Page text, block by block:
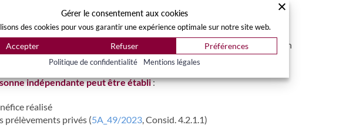
pouvez suivre ce
du 10 mai 2022, le revenu peut être fixé sur la base d’une taxation
taxation est ensuite revue à la baisse.
indépendante peut être établi:
réalisé
prélèvements privés (5A_49/2023, Consid. 4.2.1.1)
Gérer le consentement aux cookies
des cookies pour vous garantir une expérience optimale sur notre site web.
Accepter Refuser Préférences
Politique de confidentialité Mentions légales